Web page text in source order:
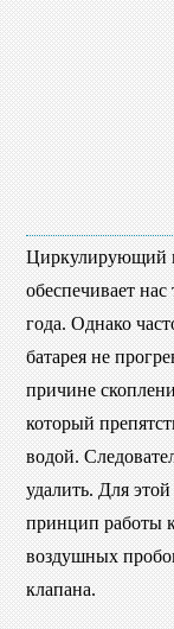
Циркулирующий
обеспечивает
года. Однако
батарея не
причине
который
водой.
удалить. Для
принцип работы
воздушных
клапана.